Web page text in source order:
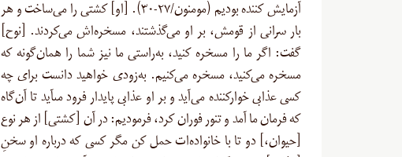
آزمایش‏ کننده بودیم (مومنون/۲۷-۳۰). [او] کشتی را می‌ساخت و هر
بار سرانی از قومش، بر او می‌گذشتند، مسخره‌اش می‌کردند. [نوح]
گفت: اگر ما را مسخره کنید، به‌راستی ما نیز شما را همان‌گونه که
مسخره می‌کنید، مسخره می‌کنیم. به‌زودى خواهید دانست برای چه
کسى عذابى خوارکننده می‌آید و بر او عذابى پایدار فرود مى‏آید تا آن‌گاه
که فرمان ما آمد و تنور فوران کرد، فرمودیم: در آن [کشتى] از هر نوع
[حیوان،] دو تا با خانواده‌ات حمل کن مگر کسى که درباره او سخنِ